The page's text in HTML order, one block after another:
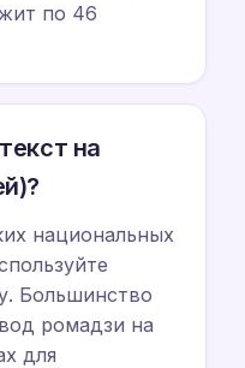
по 46
на
национальных
Большинство
ромадзи на
для